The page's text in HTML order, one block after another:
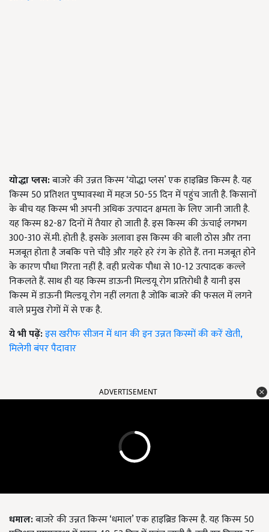
योद्धा प्लस:बाजरे की उन्नत किस्म ‘योद्धा प्लस’ एक हाइब्रिड किस्म है. यह
किस्म 50 प्रतिशत पुष्पावस्था में महज 50-55 दिन में पहुंच जाती है. किसानों
के बीच यह किस्म भी अपनी अधिक उत्पादन क्षमता के लिए जानी जाती है.
यह किस्म 82-87 दिनों में तैयार हो जाती है. इस किस्म की ऊंचाई लगभग
300-310 सें.मी. होती है. इसके अलावा इस किस्म की बाली ठोस और तना
मजबूत होता है जबकि पत्ते चौड़े और गहरे हरे रंग के होते हैं. तना मजबूत होने
के कारण पौधा गिरता नहीं है. वही प्रत्येक पौधा से 10-12 उत्पादक कल्ले
निकलते हैं. साथ ही यह किस्म डाऊनी मिल्डयू रोग प्रतिरोधी है यानी इस
किस्म में डाऊनी मिल्डयू रोग नहीं लगता है जोकि बाजरे की फसल में लगने
वाले प्रमुख रोगों में से एक है.
ये भी पढ़ें:इस खरीफ सीजन में धान की इन उन्नत किस्मों की करें खेती,
मिलेगी बंपर पैदावार
ADVERTISEMENT
धमाल:बाजरे की उन्नत किस्म ‘धमाल’ एक हाइब्रिड किस्म है. यह किस्म 50